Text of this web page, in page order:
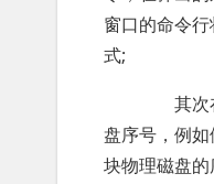
窗口的命令
式;
其次在
盘序号，例
块物理磁盘的